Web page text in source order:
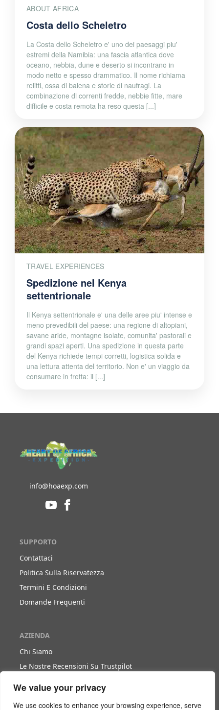
We value your privacy
We use cookies to enhance your browsing experience, serve
ABOUT AFRICA
Costa dello Scheletro
La Costa dello Scheletro e' uno dei paesaggi piu'
estremi della Namibia: una fascia atlantica dove
oceano, nebbia, dune e deserto si incontrano in
modo netto e spesso drammatico. Il nome richiama
relitti, ossa di balena e storie di naufragi. La
combinazione di correnti fredde, nebbie fitte, mare
difficile e costa remota ha reso questa [...]
TRAVEL EXPERIENCES
Spedizione nel Kenya
settentrionale
Il Kenya settentrionale e' una delle aree piu' intense e
meno prevedibili del paese: una regione di altopiani,
savane aride, montagne isolate, comunita' pastorali e
grandi spazi aperti. Una spedizione in questa parte
del Kenya richiede tempi corretti, logistica solida e
una lettura attenta del territorio. Non e' un viaggio da
consumare in fretta: il [...]
info@hoaexp.com
SUPPORTO
Contattaci
Politica Sulla Riservatezza
Termini E Condizioni
Domande Frequenti
AZIENDA
Chi Siamo
Le Nostre Recensioni Su Trustpilot